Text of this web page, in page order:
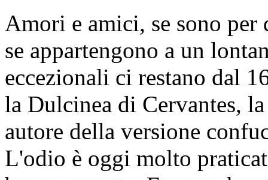
Amori e amici, se sono per
se appartengono a un
eccezionali ci restano dal
la Dulcinea di Cervantes,
autore della versione
L'odio è oggi molto